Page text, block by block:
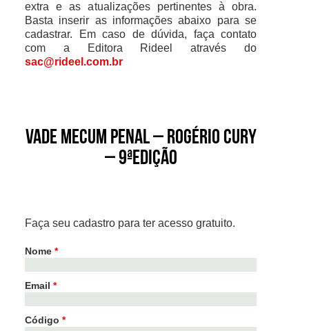
extra e as atualizações pertinentes à obra.
Basta inserir as informações abaixo para se
cadastrar. Em caso de dúvida, faça contato
com a Editora Rideel através do
sac@rideel.com.br
Vade Mecum Penal – Rogério Cury
– 9ªEdição
Faça seu cadastro para ter acesso gratuito.
Nome *
Email *
Código *